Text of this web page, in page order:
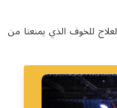
للخوف الذي يمنعنا من